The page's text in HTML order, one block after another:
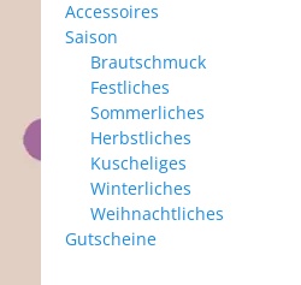
Accessoires
Saison
Brautschmuck
Festliches
Sommerliches
Herbstliches
Kuscheliges
Winterliches
Weihnachtliches
Gutscheine